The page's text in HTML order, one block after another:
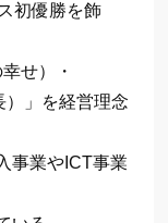
初優勝を飾
せ）・
」を経営理念
事業やICT事業